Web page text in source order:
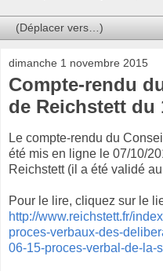
dimanche 1 novembre 2015
Compte-rendu
de Reichstett du
Le compte-rendu du
été mis en ligne le 07/10/
Reichstett (il a été validé
Pour le lire, cliquez sur le
http://www.reichstett.fr/
proces-verbaux-des-
06-15-proces-verbal-de-la-